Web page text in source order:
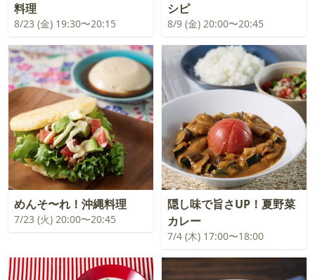
料理
8/23 (金) 19:30〜20:15
シピ
8/9 (金) 20:00〜20:45
めんそ〜れ！沖縄料理
7/23 (火) 20:00〜20:45
隠し味で旨さUP！夏野菜
カレー
7/4 (木) 17:00〜18:00